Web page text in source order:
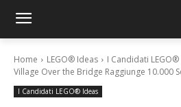
Home LEGO® Ideas I Candidati
Village Over the Bridge Raggiunge 10.000
I Candidati LEGO® Ideas